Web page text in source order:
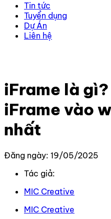
Tin tức
Tuyển dụng
Dự Án
Liên hệ
iFrame là
iFrame vào
nhất
Đăng ngày: 19/05/2025
Tác giả:
MIC Creative
MIC Creative